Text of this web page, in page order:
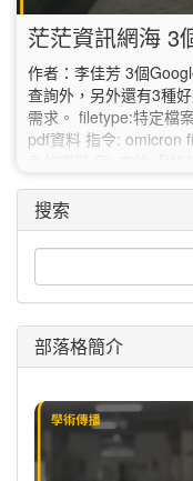
茫茫資訊網海 3
作者：李佳芳 3個
查詢外，另外還有3種
需求。 filetype:特定檔
pdf資料 指令: omicron
含有特定關鍵詞時…
搜索
部落格簡介